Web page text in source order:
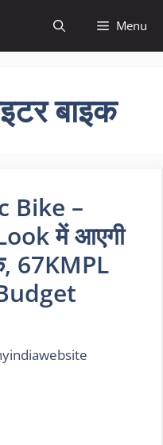
Menu
बाइक
Bike –
में आएगी
67KMPL